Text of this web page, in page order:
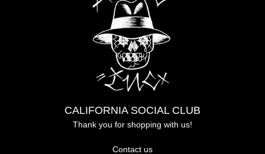
CALIFORNIA SOCIAL CLUB
Thank you for shopping with us!
Contact us